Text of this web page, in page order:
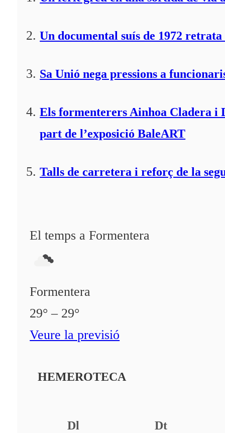
Un documental suís de 1972
Sa Unió nega pressions a
Els formenterers Ainhoa Cladera i
part de l’exposició BaleART
Talls de carretera i reforç de la
El temps a Formentera
Formentera
29° – 29°
Veure la previsió
HEMEROTECA
Dl Dt